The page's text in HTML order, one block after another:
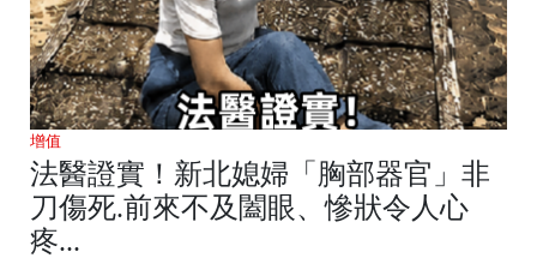
增值
法醫證實！新北媳婦「胸部器官」非
刀傷死.前來不及闔眼、慘狀令人心
疼...